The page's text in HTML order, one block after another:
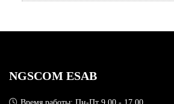
NGSCOM ESAB